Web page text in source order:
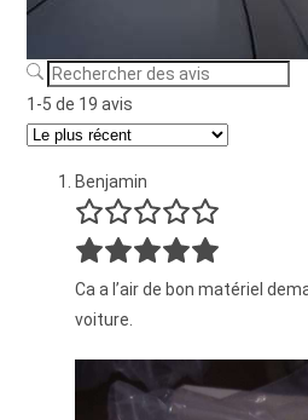
1-5 de 19 avis
Benjamin
Ca a l’air de bon matériel
voiture.